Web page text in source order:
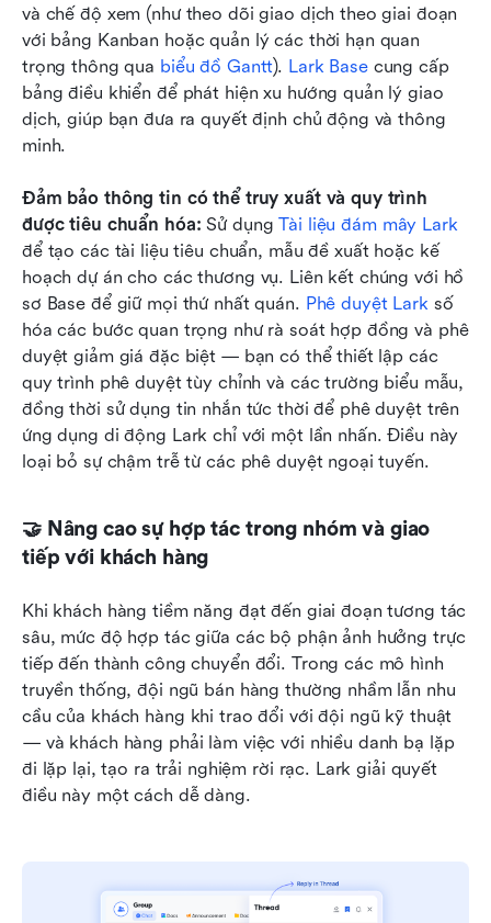
và chế độ xem (như theo dõi giao dịch theo giai đoạn
với bảng Kanban hoặc quản lý các thời hạn quan
trọng thông qua biểu đồ Gantt). Lark Base cung cấp
bảng điều khiển để phát hiện xu hướng quản lý giao
dịch, giúp bạn đưa ra quyết định chủ động và thông
minh.
Đảm bảo thông tin có thể truy xuất và quy trình
được tiêu chuẩn hóa: Sử dụng Tài liệu đám mây Lark
để tạo các tài liệu tiêu chuẩn, mẫu đề xuất hoặc kế
hoạch dự án cho các thương vụ. Liên kết chúng với hồ
sơ Base để giữ mọi thứ nhất quán. Phê duyệt Lark số
hóa các bước quan trọng như rà soát hợp đồng và phê
duyệt giảm giá đặc biệt — bạn có thể thiết lập các
quy trình phê duyệt tùy chỉnh và các trường biểu mẫu,
đồng thời sử dụng tin nhắn tức thời để phê duyệt trên
ứng dụng di động Lark chỉ với một lần nhấn. Điều này
loại bỏ sự chậm trễ từ các phê duyệt ngoại tuyến.
🤝 Nâng cao sự hợp tác trong nhóm và giao
tiếp với khách hàng
Khi khách hàng tiềm năng đạt đến giai đoạn tương tác
sâu, mức độ hợp tác giữa các bộ phận ảnh hưởng trực
tiếp đến thành công chuyển đổi. Trong các mô hình
truyền thống, đội ngũ bán hàng thường nhầm lẫn nhu
cầu của khách hàng khi trao đổi với đội ngũ kỹ thuật
— và khách hàng phải làm việc với nhiều danh bạ lặp
đi lặp lại, tạo ra trải nghiệm rời rạc. Lark giải quyết
điều này một cách dễ dàng.